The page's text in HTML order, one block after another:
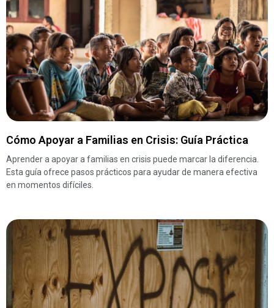
Cómo Apoyar a Familias en Crisis: Guía Práctica
Aprender a apoyar a familias en crisis puede marcar la diferencia.
Esta guía ofrece pasos prácticos para ayudar de manera efectiva
en momentos difíciles.